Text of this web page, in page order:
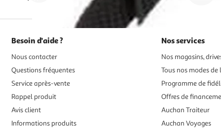
Besoin d'aide ?
Nous contacter
Questions fréquentes
Service après-vente
Rappel produit
Avis client
Informations produits
Nos services
Nos magasins,
Tous nos modes de
Programme de
Offres de
Auchan Traiteur
Auchan Voyages